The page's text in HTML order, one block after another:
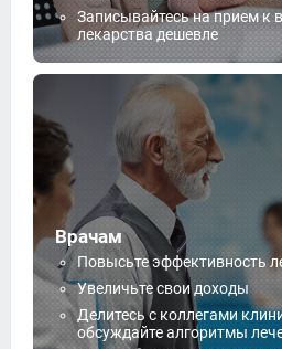
Записывайтесь на прием к
лекарства дешевле
Врачам
Повысьте эффективность
Увеличьте свои доходы
Делитесь с коллегами
обсуждайте алгоритмы